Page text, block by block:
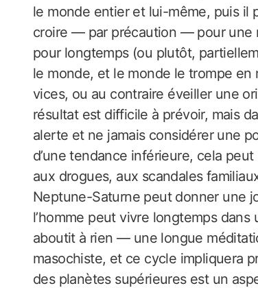
le monde entier et lui-même, puis il
croire — par précaution — pour une
pour longtemps (ou plutôt,
le monde, et le monde le trompe en
vices, ou au contraire éveiller une
résultat est difficile à prévoir, mais
alerte et ne jamais considérer une
d’une tendance inférieure, cela
aux drogues, aux scandales
Neptune-Saturne peut donner une
l’homme peut vivre longtemps
aboutit à rien — une longue
masochiste, et ce cycle impliquera
des planètes supérieures est un